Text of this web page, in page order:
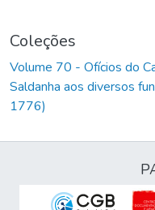
Coleções
Volume 70 - Ofícios do
Saldanha aos diversos
1776)